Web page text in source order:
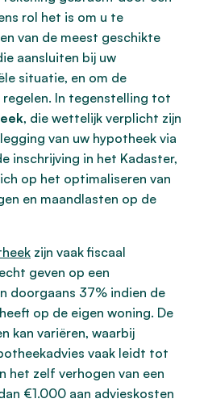
rol het is om u te
van de meest geschikte
aansluiten bij uw
situatie, en om de
In tegenstelling tot
, die wettelijk verplicht zijn
van uw hypotheek via
inschrijving in het Kadaster,
op het optimaliseren van
en maandlasten op de
zijn vaak fiscaal
geven op een
doorgaans 37% indien de
op de eigen woning. De
kan variëren, waarbij
vaak leidt tot
het zelf verhogen van een
€1.000 aan advieskosten